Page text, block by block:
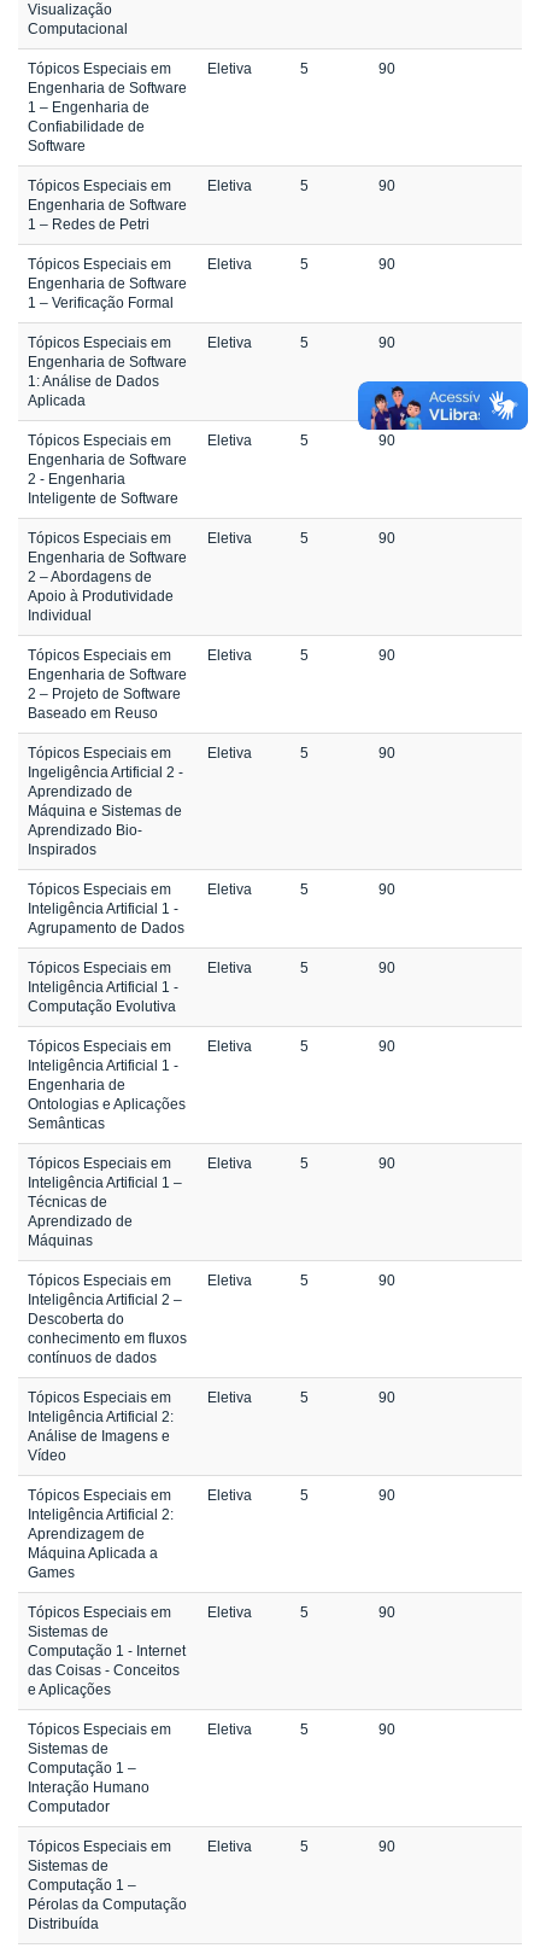
Visualização
Computacional
Tópicos Especiais em
Engenharia de Software
1 – Engenharia de
Confiabilidade de
Software
Eletiva 5 90
Tópicos Especiais em
Engenharia de Software
1 – Redes de Petri
Eletiva 5 90
Tópicos Especiais em
Engenharia de Software
1 – Verificação Formal
Eletiva 5 90
Tópicos Especiais em
Engenharia de Software
1: Análise de Dados
Aplicada
Eletiva 5 90
Tópicos Especiais em
Engenharia de Software
2 - Engenharia
Inteligente de Software
Eletiva 5 90
Tópicos Especiais em
Engenharia de Software
2 – Abordagens de
Apoio à Produtividade
Individual
Eletiva 5 90
Tópicos Especiais em
Engenharia de Software
2 – Projeto de Software
Baseado em Reuso
Eletiva 5 90
Tópicos Especiais em
Ingeligência Artificial 2 -
Aprendizado de
Máquina e Sistemas de
Aprendizado Bio-
Inspirados
Eletiva 5 90
Tópicos Especiais em
Inteligência Artificial 1 -
Agrupamento de Dados
Eletiva 5 90
Tópicos Especiais em
Inteligência Artificial 1 -
Computação Evolutiva
Eletiva 5 90
Tópicos Especiais em
Inteligência Artificial 1 -
Engenharia de
Ontologias e Aplicações
Semânticas
Eletiva 5 90
Tópicos Especiais em
Inteligência Artificial 1 –
Técnicas de
Aprendizado de
Máquinas
Eletiva 5 90
Tópicos Especiais em
Inteligência Artificial 2 –
Descoberta do
conhecimento em fluxos
contínuos de dados
Eletiva 5 90
Tópicos Especiais em
Inteligência Artificial 2:
Análise de Imagens e
Vídeo
Eletiva 5 90
Tópicos Especiais em
Inteligência Artificial 2:
Aprendizagem de
Máquina Aplicada a
Games
Eletiva 5 90
Tópicos Especiais em
Sistemas de
Computação 1 - Internet
das Coisas - Conceitos
e Aplicações
Eletiva 5 90
Tópicos Especiais em
Sistemas de
Computação 1 –
Interação Humano
Computador
Eletiva 5 90
Tópicos Especiais em
Sistemas de
Computação 1 –
Pérolas da Computação
Distribuída
Eletiva 5 90